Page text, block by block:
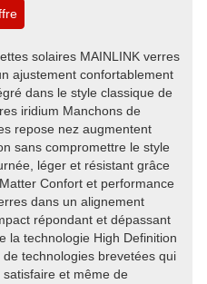
solaires MAINLINK verres
ajustement confortablement
dans le style classique de
iridium Manchons de
repose nez augmentent
sans compromettre le style
léger et résistant grâce
Confort et performance
dans un alignement
répondant et dépassant
la technologie High Definition
technologies brevetées qui
et même de